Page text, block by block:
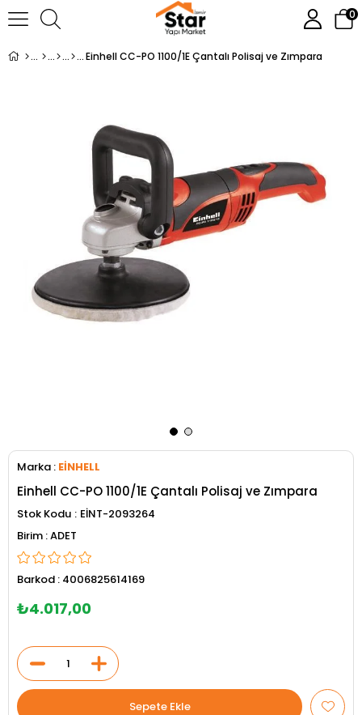
0
Einhell CC-PO 1100/1E Çantalı Polisaj ve Zımpara
Marka : EİNHELL
Einhell CC-PO 1100/1E Çantalı Polisaj ve Zımpara
Stok Kodu
EİNT-2093264
ADET
Barkod : 4006825614169
₺4.017,00